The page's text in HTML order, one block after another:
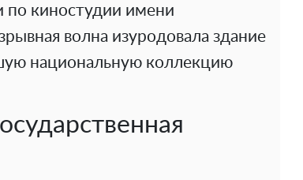
по киностудии имени
волна изуродовала здание
национальную коллекцию